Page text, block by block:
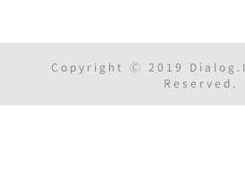
Copyright Ⓒ 2019
Reserved.